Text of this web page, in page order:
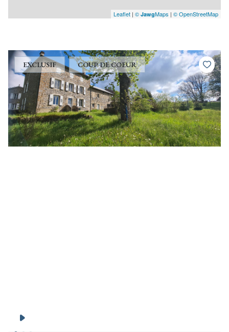
Leaflet | © JawgMaps | © OpenStreetMap
EXCLUSIF COUP DE COEUR